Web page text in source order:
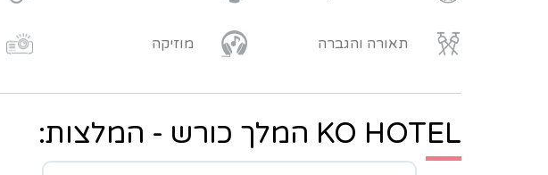
תאורה והגברה מוזיקה
KO HOTEL המלך כורש - המלצות: